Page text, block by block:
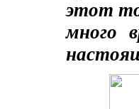
этот
много